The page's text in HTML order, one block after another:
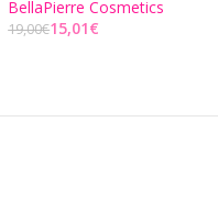
BellaPierre Cosmetics
19,00€15,01€